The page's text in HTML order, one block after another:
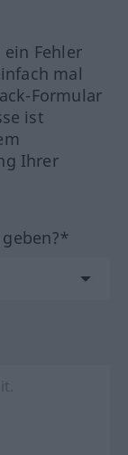
Fehler
mal
Formular
ist
Ihrer